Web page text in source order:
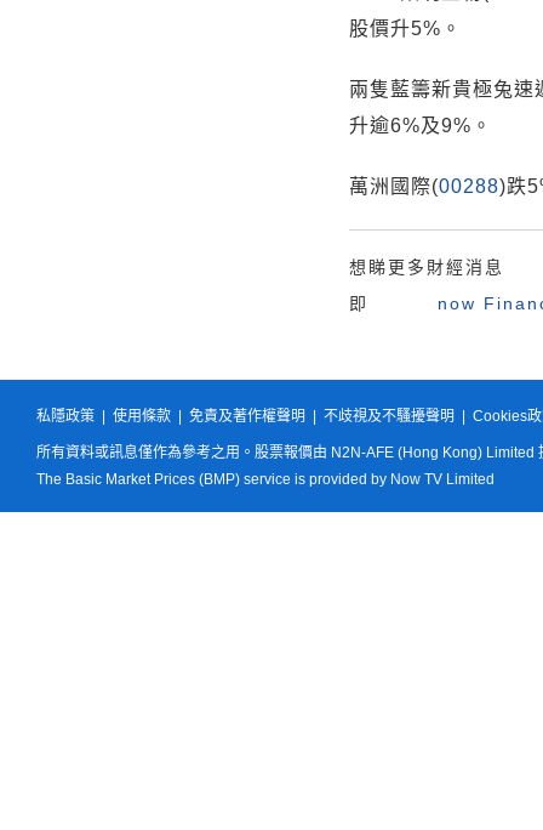
股價升5%。
兩隻藍籌新貴極兔速
升逾6%及9%。
萬洲國際(00288)跌
想睇更多財經消息
即
now
私隱政策 使用條款 免責及著作權聲明 不歧視及不騷擾聲明 Cookies
所有資料或訊息僅作為參考之用。股票報價由 N2N-AFE (Hong Kong) Limited
The Basic Market Prices (BMP) service is provided by Now TV Limited